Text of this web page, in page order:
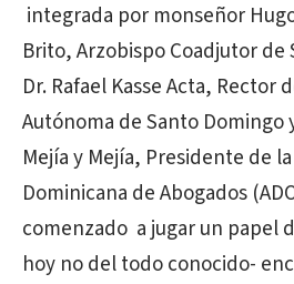
integrada por monseñor
Brito, Arzobispo Coadjutor
Dr. Rafael Kasse Acta, Rector
Autónoma de Santo Domingo
Mejía y Mejía, Presidente de
Dominicana de Abogados
comenzado a jugar un papel
hoy no del todo conocido-